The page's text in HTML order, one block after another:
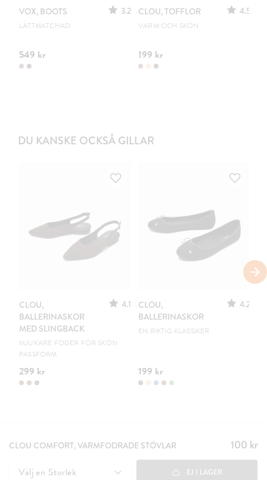
VOX, BOOTS 3.2
LÄTTMATCHAD
549 kr
CLOU, TOFFLOR 4.5
VARM OCH SKÖN
199 kr
DU KANSKE OCKSÅ GILLAR
CLOU,
BALLERINASKOR
MED SLINGBACK
4.1
MJUKARE FODER FÖR SKÖN
PASSFORM
299 kr
CLOU,
BALLERINASKOR
4.2
EN RIKTIG KLASSIKER
199 kr
CLOU COMFORT, VARMFODRADE STÖVLAR Pris:
100 kr
100 kr
Välj en Storlek EJ I LAGER